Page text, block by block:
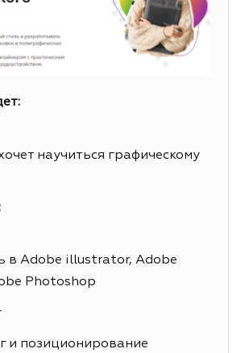
научиться графическому
в Adobe illustrator, Adobe
Photoshop
и позиционирование